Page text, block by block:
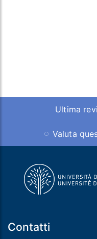
Ultima
Valuta
Contatti